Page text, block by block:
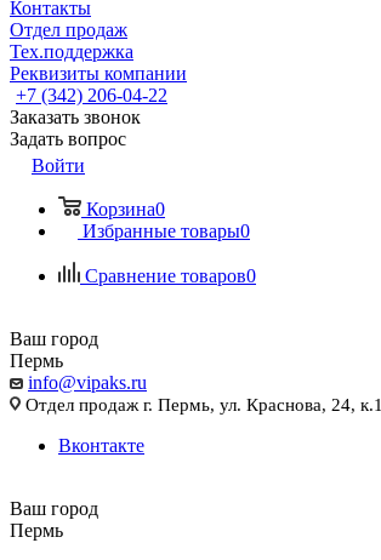
Контакты
Отдел продаж
Тех.поддержка
Реквизиты компании
+7 (342) 206-04-22
Заказать звонок
Задать вопрос
Войти
Корзина0
Избранные товары0
Сравнение товаров0
Ваш город
Пермь
info@vipaks.ru
Отдел продаж г. Пермь, ул. Краснова, 24, к.1
Вконтакте
Ваш город
Пермь